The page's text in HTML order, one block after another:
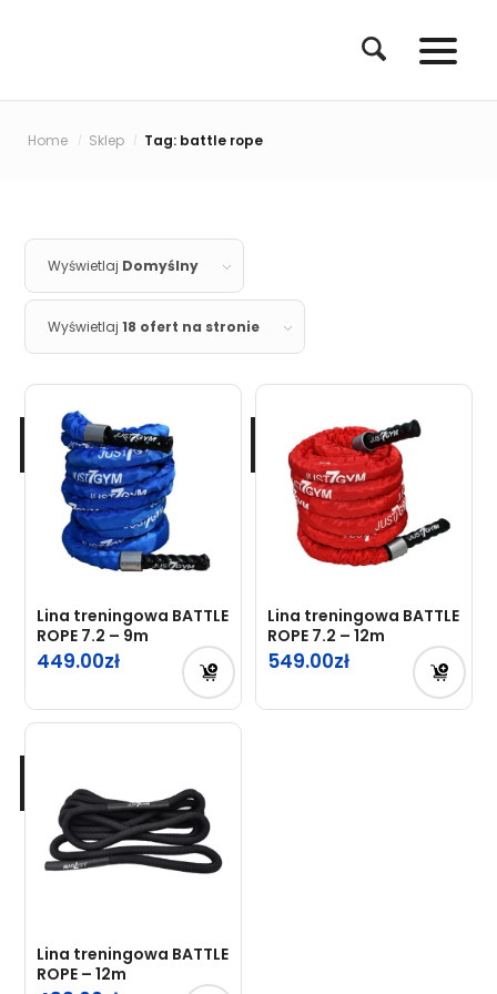
Home / Sklep / Tag: battle rope
Wyświetlaj Domyślny
Wyświetlaj18 ofert na stronie
Lina treningowa BATTLE
ROPE 7.2 – 9m
449.00
Lina treningowa BATTLE
ROPE 7.2 – 12m
549.00
Lina treningowa BATTLE
ROPE – 12m